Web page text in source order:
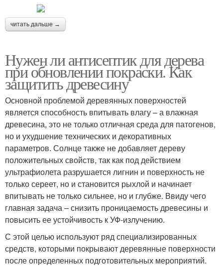
читать дальше →
Нужен ли антисептик для дерева
при обновлении покраски. Как
защитить древесину
Основной проблемой деревянных поверхностей
является способность впитывать влагу – а влажная
древесина, это не только отличная среда для патогенов,
но и ухудшение технических и декоративных
параметров. Солнце также не добавляет дереву
положительных свойств, так как под действием
ультрафиолета разрушается лигнин и поверхность не
только сереет, но и становится рыхлой и начинает
впитывать не только сильнее, но и глубже. Ввиду чего
главная задача – снизить проницаемость древесины и
повысить ее устойчивость к УФ-излучению.
С этой целью используют ряд специализированных
средств, которыми покрывают деревянные поверхности
после определенных подготовительных мероприятий.